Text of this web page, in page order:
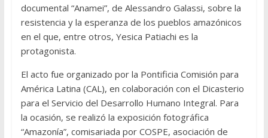
documental “Anamei”, de Alessandro Galassi, sobre la
resistencia y la esperanza de los pueblos amazónicos
en el que, entre otros, Yesica Patiachi es la
protagonista.
El acto fue organizado por la Pontificia Comisión para
América Latina (CAL), en colaboración con el Dicasterio
para el Servicio del Desarrollo Humano Integral. Para
la ocasión, se realizó la exposición fotográfica
“Amazonía”, comisariada por COSPE, asociación de